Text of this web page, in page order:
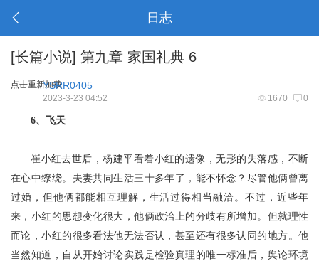
日志
[长篇小说] 第九章 家国礼典 6
点击重新加载YSRR0405
1670 0
2023-3-23 04:52
6、飞天
崔小红去世后，杨建平看着小红的遗像，无形的失落感，不断
在心中缭绕。夫妻共同生活三十多年了，能不怀念？尽管他俩曾离
过婚，但他俩都能相互理解，生活过得相当融洽。不过，近些年
来，小红的思想变化很大，他俩政治上的分歧有所增加。但就理性
而论，小红的很多看法他无法否认，甚至还有很多认同的地方。他
当然知道，自从开始讨论实践是检验真理的唯一标准后，舆论环境